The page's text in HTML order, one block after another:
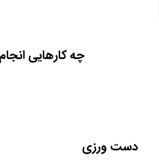
چه کارهایی
دست ورزی